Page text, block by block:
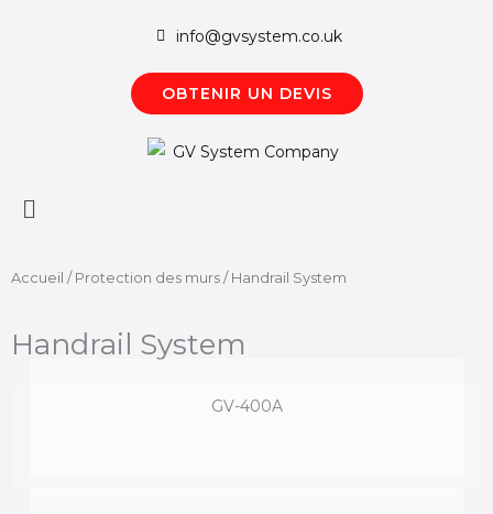
info@gvsystem.co.uk
OBTENIR UN DEVIS
Menú
Accueil / Protection des murs / Handrail System
Handrail System
GV-400A